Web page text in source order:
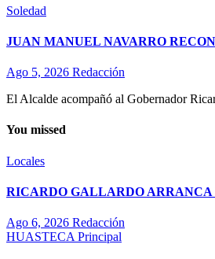
Soledad
JUAN MANUEL NAVARRO
Ago 5, 2026 Redacción
El Alcalde acompañó al Gobernador
You missed
Locales
RICARDO GALLARDO ARRANCA
Ago 6, 2026 Redacción
HUASTECA Principal